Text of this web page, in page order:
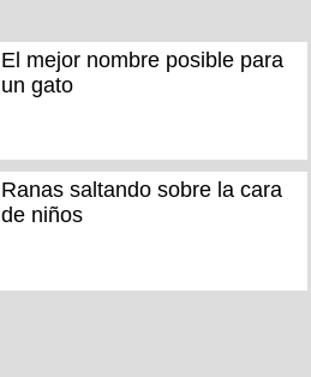
El mejor nombre posible para
un gato
Ranas saltando sobre la cara
de niños